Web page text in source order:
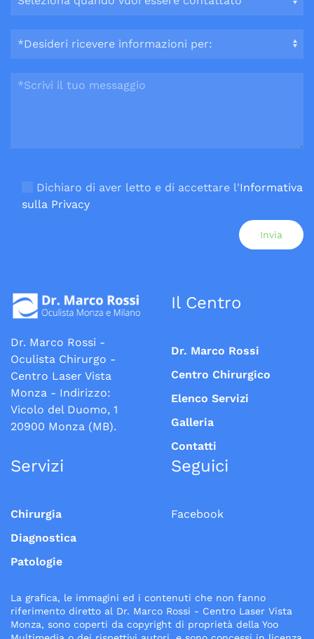
Dichiaro di aver letto e di accettare l'Informativa
sulla Privacy
Dr. Marco Rossi -
Oculista Chirurgo -
Centro Laser Vista
Monza - Indirizzo:
Vicolo del Duomo, 1
20900 Monza (MB).
Il Centro
Dr. Marco Rossi
Centro Chirurgico
Elenco Servizi
Galleria
Contatti
Servizi
Chirurgia
Diagnostica
Patologie
Seguici
Facebook
La grafica, le immagini ed i contenuti che non fanno
riferimento diretto al Dr. Marco Rossi - Centro Laser Vista
Monza, sono coperti da copyright di proprietà della Yoo